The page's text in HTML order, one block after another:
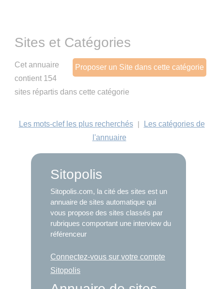
Sites et Catégories
Proposer un Site dans cette catégorie
Cet annuaire
contient 154
sites répartis dans cette catégorie
Les mots-clef les plus recherchés |
Les catégories de
l'annuaire
Sitopolis
Sitopolis.com, la cité des sites est un
annuaire de sites automatique qui
vous propose des sites classés par
rubriques comportant une interview du
référenceur
Connectez-vous sur votre compte
Sitopolis